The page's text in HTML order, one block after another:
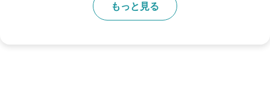
もっと見る